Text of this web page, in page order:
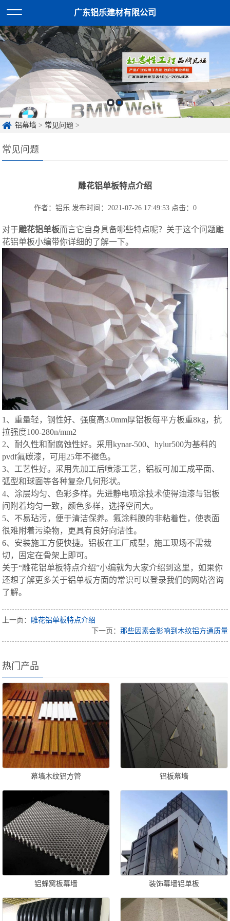
广东铝乐建材有限公司
铝幕墙 > 常见问题 >
常见问题
雕花铝单板特点介绍
作者：铝乐 发布时间：2021-07-26 17:49:53 点击： 0
对于雕花铝单板而言它自身具备哪些特点呢？关于这个问题雕
花铝单板小编带你详细的了解一下。
1、重量轻，钢性好、强度高3.0mm厚铝板每平方板重8kg，抗
拉强度100-280n/mm2
2、耐久性和耐腐蚀性好。采用kynar-500、hylur500为基料的
pvdf氟碳漆，可用25年不褪色。
3、工艺性好。采用先加工后喷漆工艺，铝板可加工成平面、
弧型和球面等各种复杂几何形状。
4、涂层均匀、色彩多样。先进静电喷涂技术使得油漆与铝板
间附着均匀一致，颜色多样，选择空间大。
5、不易玷污，便于清洁保养。氟涂料膜的非粘着性，使表面
很难附着污染物，更具有良好向洁性。
6、安装施工方便快捷。铝板在工厂成型，施工现场不需裁
切，固定在骨架上即可。
关于“雕花铝单板特点介绍”小编就为大家介绍到这里，如果你
还想了解更多关于铝单板方面的常识可以登录我们的网站咨询
了解。
上一页： 雕花铝单板特点介绍
下一页： 那些因素会影响到木纹铝方通质量
热门产品
幕墙木纹铝方管 铝板幕墙
铝蜂窝板幕墙 装饰幕墙铝单板